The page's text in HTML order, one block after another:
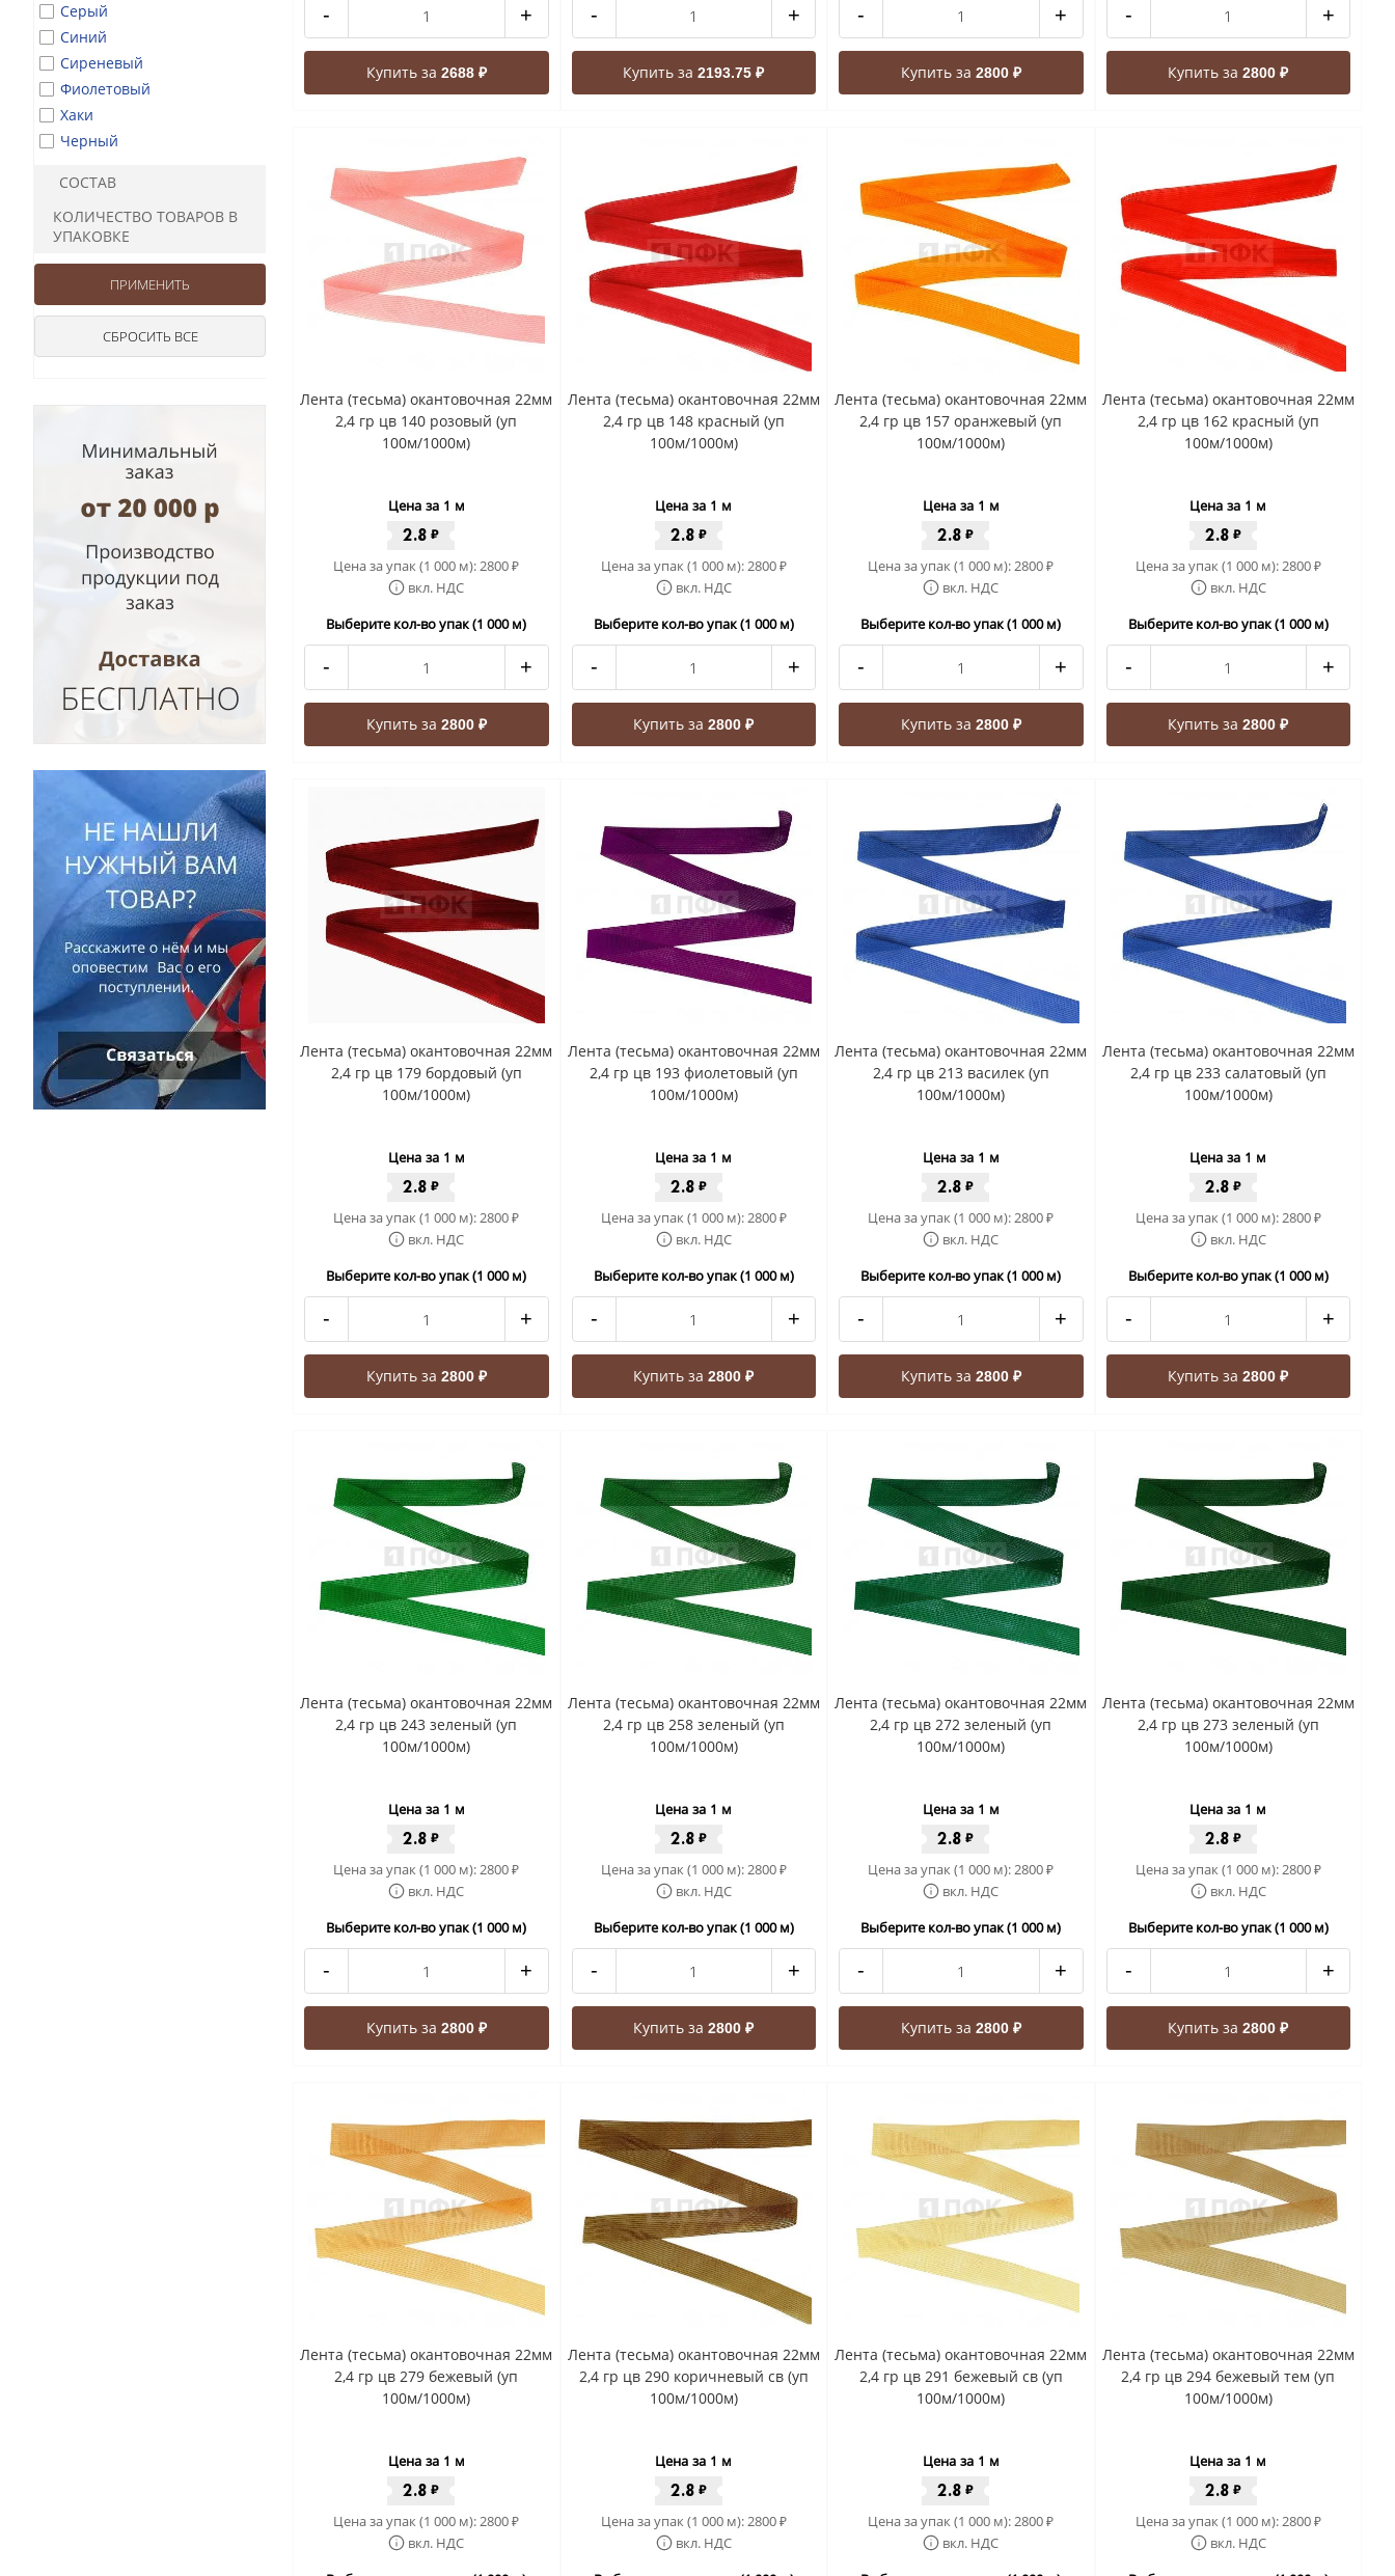
Серый
Синий
Сиреневый
Фиолетовый
Хаки
Черный
СОСТАВ
КОЛИЧЕСТВО ТОВАРОВ В
УПАКОВКЕ
- +
Купить за 2688 ₽
- +
Купить за2193.75 ₽
- +
Купить за 2800 ₽
- +
Купить за2800 ₽
Лента (тесьма) окантовочная 22мм
2,4 гр цв 140 розовый (уп
100м/1000м)
Цена за 1 м
2.8 ₽
Цена за упак (1 000 м):2800₽
вкл. НДС
Выберите кол-во упак (1 000 м)
- +
Купить за 2800 ₽
Лента (тесьма) окантовочная 22мм
2,4 гр цв 148 красный (уп
100м/1000м)
Цена за 1 м
2.8 ₽
Цена за упак (1 000 м):2800₽
вкл. НДС
Выберите кол-во упак (1 000 м)
- +
Купить за2800 ₽
Лента (тесьма) окантовочная 22мм
2,4 гр цв 157 оранжевый (уп
100м/1000м)
Цена за 1 м
2.8 ₽
Цена за упак (1 000 м):2800₽
вкл. НДС
Выберите кол-во упак (1 000 м)
- +
Купить за 2800 ₽
Лента (тесьма) окантовочная 22мм
2,4 гр цв 162 красный (уп
100м/1000м)
Цена за 1 м
2.8 ₽
Цена за упак (1 000 м):2800₽
вкл. НДС
Выберите кол-во упак (1 000 м)
- +
Купить за2800 ₽
Лента (тесьма) окантовочная 22мм
2,4 гр цв 179 бордовый (уп
100м/1000м)
Цена за 1 м
2.8 ₽
Цена за упак (1 000 м):2800₽
вкл. НДС
Выберите кол-во упак (1 000 м)
- +
Купить за 2800 ₽
Лента (тесьма) окантовочная 22мм
2,4 гр цв 193 фиолетовый (уп
100м/1000м)
Цена за 1 м
2.8 ₽
Цена за упак (1 000 м):2800₽
вкл. НДС
Выберите кол-во упак (1 000 м)
- +
Купить за2800 ₽
Лента (тесьма) окантовочная 22мм
2,4 гр цв 213 василек (уп
100м/1000м)
Цена за 1 м
2.8 ₽
Цена за упак (1 000 м):2800₽
вкл. НДС
Выберите кол-во упак (1 000 м)
- +
Купить за 2800 ₽
Лента (тесьма) окантовочная 22мм
2,4 гр цв 233 салатовый (уп
100м/1000м)
Цена за 1 м
2.8 ₽
Цена за упак (1 000 м):2800₽
вкл. НДС
Выберите кол-во упак (1 000 м)
- +
Купить за2800 ₽
Лента (тесьма) окантовочная 22мм
2,4 гр цв 243 зеленый (уп
100м/1000м)
Цена за 1 м
2.8 ₽
Цена за упак (1 000 м):2800₽
вкл. НДС
Выберите кол-во упак (1 000 м)
- +
Купить за 2800 ₽
Лента (тесьма) окантовочная 22мм
2,4 гр цв 258 зеленый (уп
100м/1000м)
Цена за 1 м
2.8 ₽
Цена за упак (1 000 м):2800₽
вкл. НДС
Выберите кол-во упак (1 000 м)
- +
Купить за2800 ₽
Лента (тесьма) окантовочная 22мм
2,4 гр цв 272 зеленый (уп
100м/1000м)
Цена за 1 м
2.8 ₽
Цена за упак (1 000 м):2800₽
вкл. НДС
Выберите кол-во упак (1 000 м)
- +
Купить за 2800 ₽
Лента (тесьма) окантовочная 22мм
2,4 гр цв 273 зеленый (уп
100м/1000м)
Цена за 1 м
2.8 ₽
Цена за упак (1 000 м):2800₽
вкл. НДС
Выберите кол-во упак (1 000 м)
- +
Купить за2800 ₽
Лента (тесьма) окантовочная 22мм
2,4 гр цв 279 бежевый (уп
100м/1000м)
Цена за 1 м
2.8 ₽
Цена за упак (1 000 м):2800₽
вкл. НДС
Лента (тесьма) окантовочная 22мм
2,4 гр цв 290 коричневый св (уп
100м/1000м)
Цена за 1 м
2.8 ₽
Цена за упак (1 000 м):2800₽
вкл. НДС
Лента (тесьма) окантовочная 22мм
2,4 гр цв 291 бежевый св (уп
100м/1000м)
Цена за 1 м
2.8 ₽
Цена за упак (1 000 м):2800₽
вкл. НДС
Лента (тесьма) окантовочная 22мм
2,4 гр цв 294 бежевый тем (уп
100м/1000м)
Цена за 1 м
2.8 ₽
Цена за упак (1 000 м):2800₽
вкл. НДС